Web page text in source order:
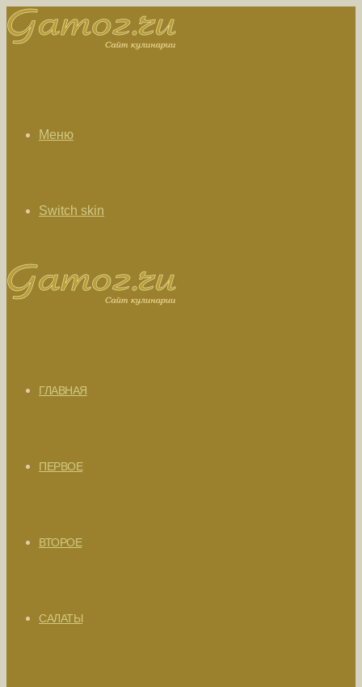
Меню
Switch skin
ГЛАВНАЯ
ПЕРВОЕ
ВТОРОЕ
САЛАТЫ